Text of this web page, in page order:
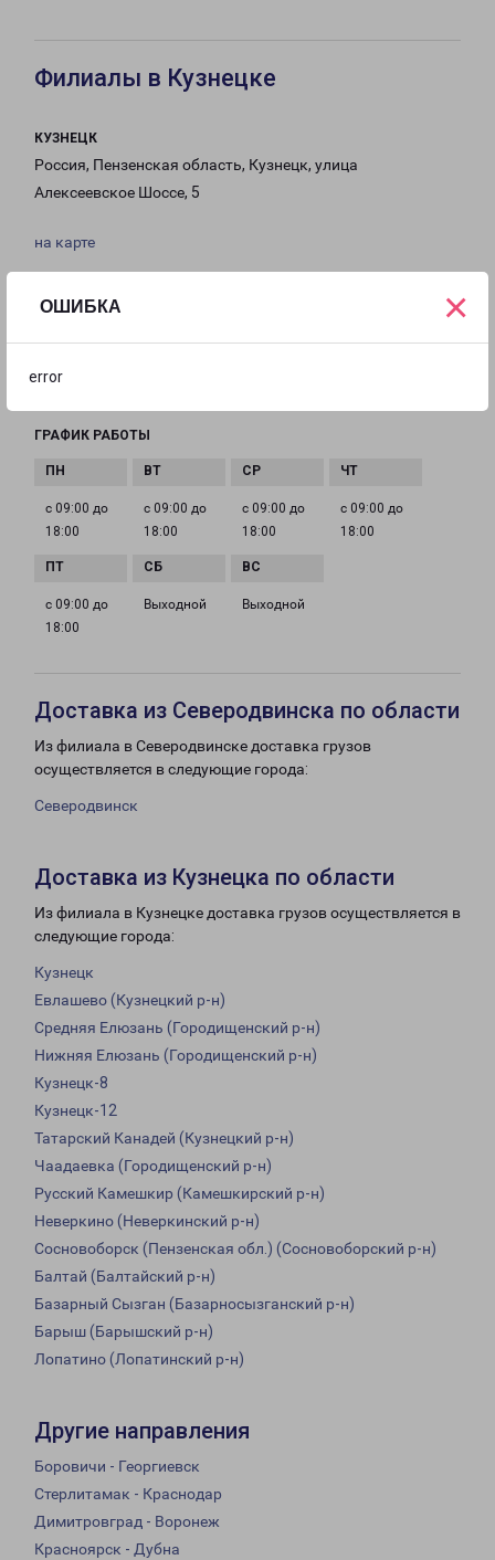
ОШИБКА
error
×
Филиалы в Кузнецке
КУЗНЕЦК
Россия, Пензенская область, Кузнецк, улица
Алексеевское Шоссе, 5
на карте
8(84157) 355-48
kuznetsk@pecom.ru
ГРАФИК РАБОТЫ
с 09:00 до
18:00
с 09:00 до
18:00
с 09:00 до
18:00
с 09:00 до
18:00
с 09:00 до
18:00
Выходной Выходной
Доставка из Северодвинска по области
Из филиала в Северодвинске доставка грузов
осуществляется в следующие города:
Северодвинск
Доставка из Кузнецка по области
Из филиала в Кузнецке доставка грузов осуществляется в
следующие города:
Кузнецк
Евлашево (Кузнецкий р-н)
Средняя Елюзань (Городищенский р-н)
Нижняя Елюзань (Городищенский р-н)
Кузнецк-8
Кузнецк-12
Татарский Канадей (Кузнецкий р-н)
Чаадаевка (Городищенский р-н)
Русский Камешкир (Камешкирский р-н)
Неверкино (Неверкинский р-н)
Сосновоборск (Пензенская обл.) (Сосновоборский р-н)
Балтай (Балтайский р-н)
Базарный Сызган (Базарносызганский р-н)
Барыш (Барышский р-н)
Лопатино (Лопатинский р-н)
Другие направления
Боровичи - Георгиевск
Стерлитамак - Краснодар
Димитровград - Воронеж
Красноярск - Дубна